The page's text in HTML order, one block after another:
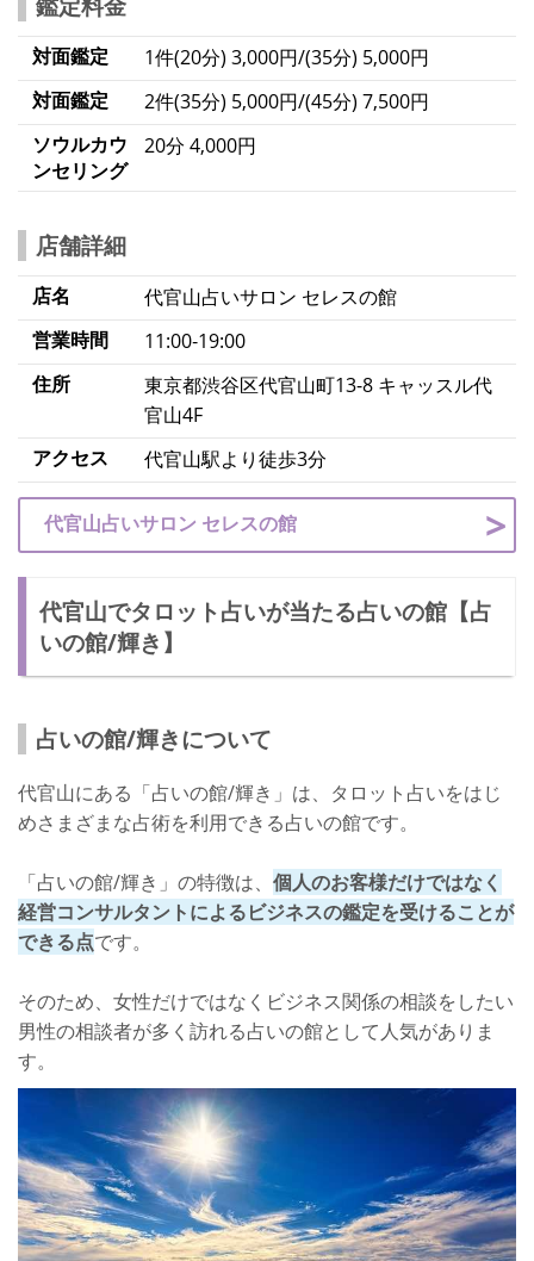
対面鑑定
1件(20分) 3,000円/(35分) 5,000円
対面鑑定
2件(35分) 5,000円/(45分) 7,500円
ソウルカウ
ンセリング
20分 4,000円
店舗詳細
店名
代官山占いサロン セレスの館
営業時間
11:00‐19:00
住所
東京都渋谷区代官山町13-8 キャッスル代
官山4F
アクセス
代官山駅より徒歩3分
代官山占いサロン セレスの館
代官山でタロット占いが当たる占いの館【占
いの館/輝き】
占いの館/輝きについて
代官山にある「占いの館/輝き」は、タロット占いをはじ
めさまざまな占術を利用できる占いの館です。
「占いの館/輝き」の特徴は、 個人のお客様だけではなく
経営コンサルタントによるビジネスの鑑定を受けることが
できる点です。
そのため、女性だけではなくビジネス関係の相談をしたい
男性の相談者が多く訪れる占いの館として人気がありま
す。